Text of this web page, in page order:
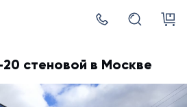
стеновой в Москве